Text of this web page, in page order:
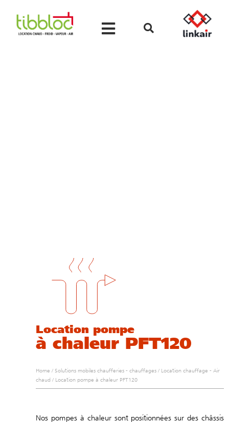
Location pompe
à chaleur PFT120
Home / Solutions mobiles chaufferies - chauffages / Location chauffage - Air
chaud / Location pompe à chaleur PFT120
Nos pompes à chaleur sont positionnées sur des châssis